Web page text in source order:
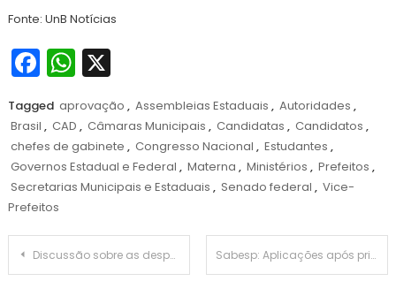
Fonte: UnB Notícias
Facebook
WhatsApp
X
Tagged aprovação , Assembleias Estaduais , Autoridades ,
Brasil , CAD , Câmaras Municipais , Candidatas , Candidatos ,
chefes de gabinete , Congresso Nacional , Estudantes ,
Governos Estadual e Federal , Materna , Ministérios , Prefeitos ,
Secretarias Municipais e Estaduais , Senado federal , Vice-
Prefeitos
Navegação
Discussão sobre as despesas de 2025 cortes orçamentários devem impactar Sabesp: Aplicações após privatização tornaram-se moeda de troca para suporte a Nunes